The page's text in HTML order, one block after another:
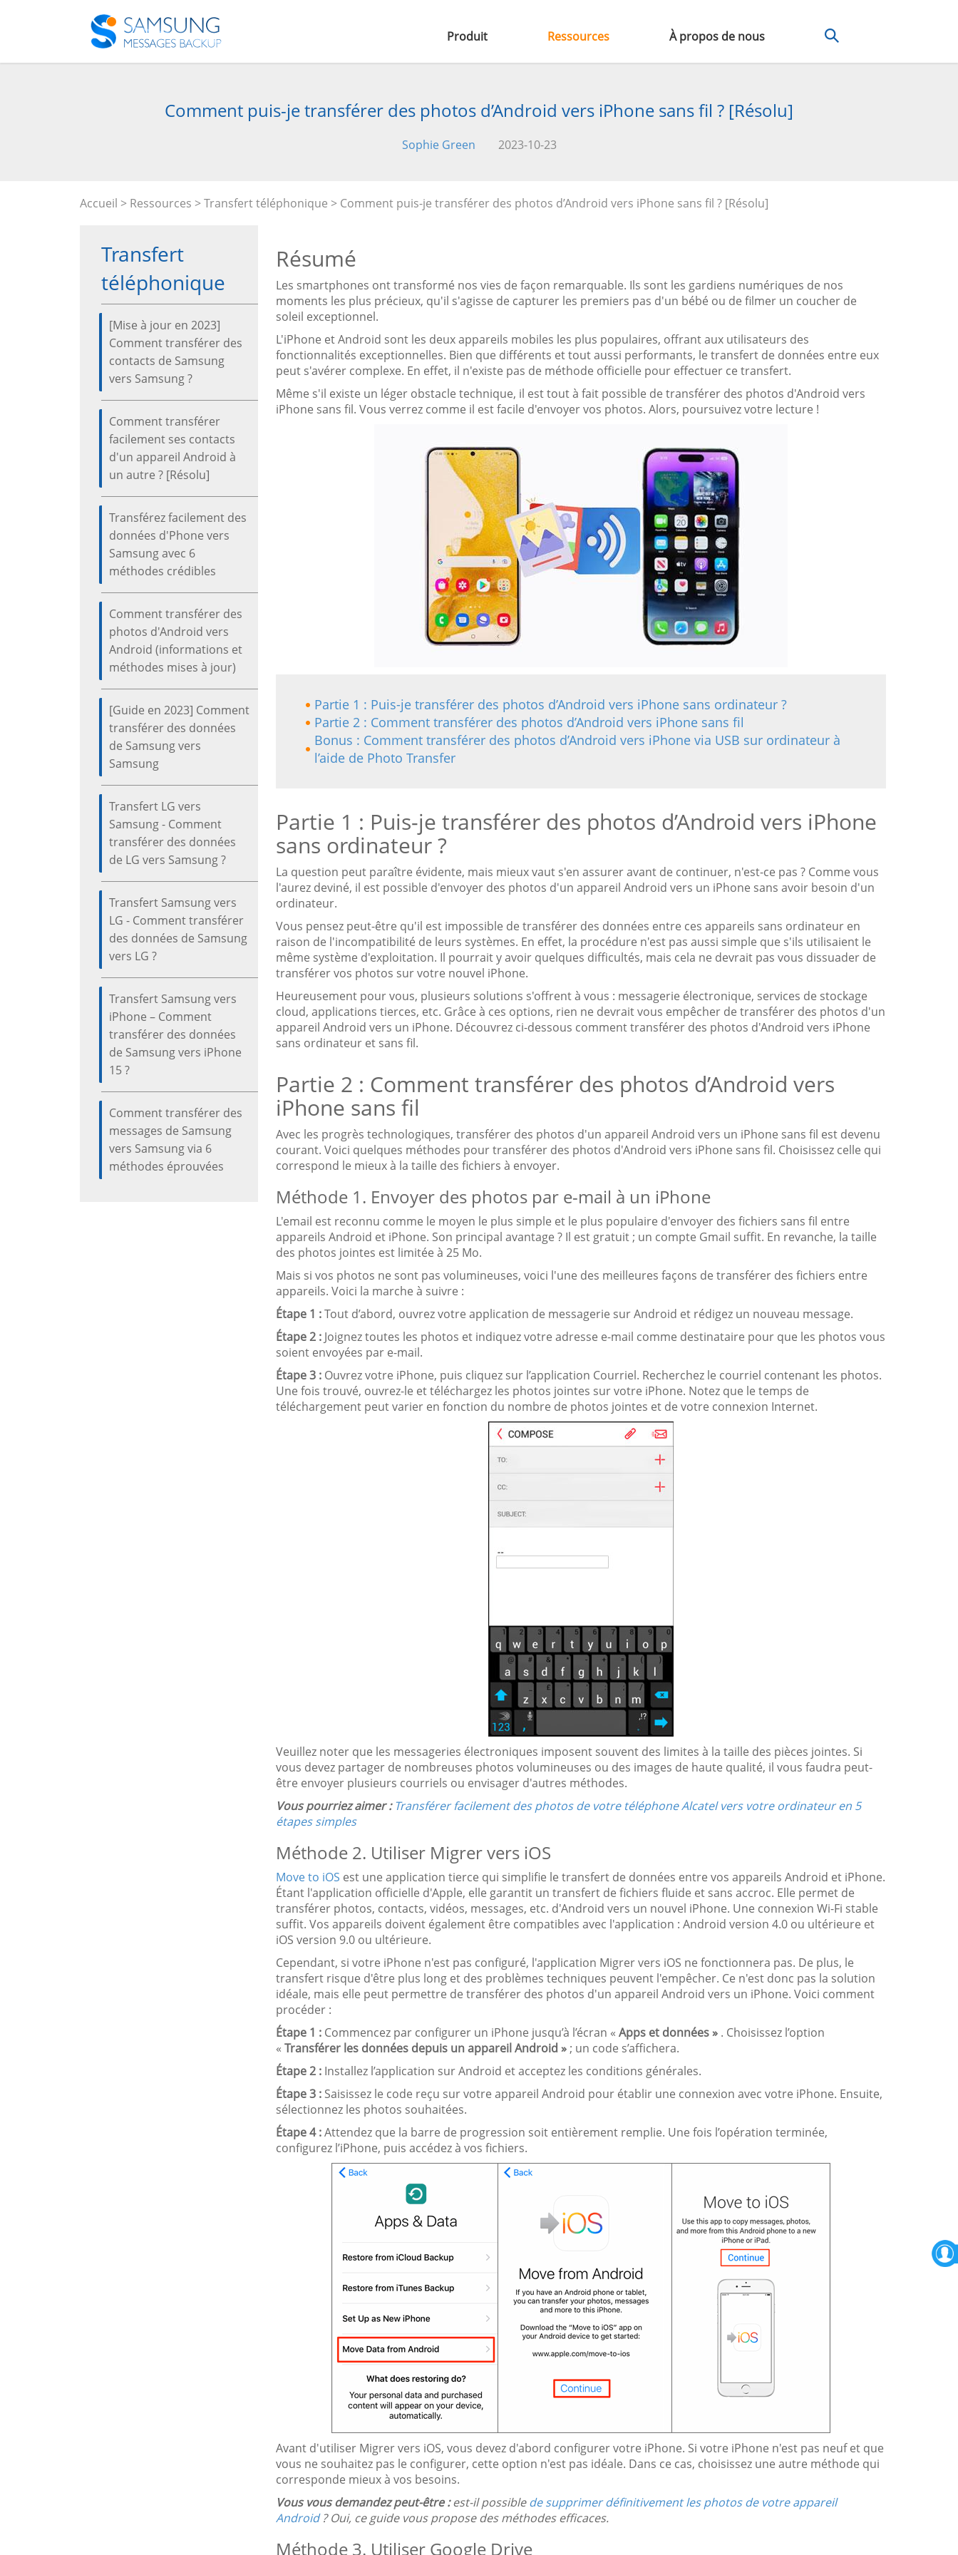
Produit Ressources À propos de nous
Comment puis-je transférer des photos d’Android vers iPhone sans fil ? [Résolu]
Sophie Green 2023-10-23
Accueil > Ressources >Transfert téléphonique > Comment puis-je transférer des photos d’Android vers iPhone sans fil ? [Résolu]
Transfert
téléphonique
[Mise à jour en 2023]
Comment transférer des
contacts de Samsung
vers Samsung ?
Comment transférer
facilement ses contacts
d'un appareil Android à
un autre ? [Résolu]
Transférez facilement des
données d'Phone vers
Samsung avec 6
méthodes crédibles
Comment transférer des
photos d'Android vers
Android (informations et
méthodes mises à jour)
[Guide en 2023] Comment
transférer des données
de Samsung vers
Samsung
Transfert LG vers
Samsung - Comment
transférer des données
de LG vers Samsung ?
Transfert Samsung vers
LG - Comment transférer
des données de Samsung
vers LG ?
Transfert Samsung vers
iPhone – Comment
transférer des données
de Samsung vers iPhone
15 ?
Comment transférer des
messages de Samsung
vers Samsung via 6
méthodes éprouvées
Résumé
Les smartphones ont transformé nos vies de façon remarquable. Ils sont les gardiens numériques de nos
moments les plus précieux, qu'il s'agisse de capturer les premiers pas d'un bébé ou de filmer un coucher de
soleil exceptionnel.
L'iPhone et Android sont les deux appareils mobiles les plus populaires, offrant aux utilisateurs des
fonctionnalités exceptionnelles. Bien que différents et tout aussi performants, le transfert de données entre eux
peut s'avérer complexe. En effet, il n'existe pas de méthode officielle pour effectuer ce transfert.
Même s'il existe un léger obstacle technique, il est tout à fait possible de transférer des photos d'Android vers
iPhone sans fil. Vous verrez comme il est facile d'envoyer vos photos. Alors, poursuivez votre lecture !
Partie 1 : Puis-je transférer des photos d’Android vers iPhone sans ordinateur ?
Partie 2 : Comment transférer des photos d’Android vers iPhone sans fil
Bonus : Comment transférer des photos d’Android vers iPhone via USB sur ordinateur à
l’aide de Photo Transfer
Partie 1 : Puis-je transférer des photos d’Android vers iPhone
sans ordinateur ?
La question peut paraître évidente, mais mieux vaut s'en assurer avant de continuer, n'est-ce pas ? Comme vous
l'aurez deviné, il est possible d'envoyer des photos d'un appareil Android vers un iPhone sans avoir besoin d'un
ordinateur.
Vous pensez peut-être qu'il est impossible de transférer des données entre ces appareils sans ordinateur en
raison de l'incompatibilité de leurs systèmes. En effet, la procédure n'est pas aussi simple que s'ils utilisaient le
même système d'exploitation. Il pourrait y avoir quelques difficultés, mais cela ne devrait pas vous dissuader de
transférer vos photos sur votre nouvel iPhone.
Heureusement pour vous, plusieurs solutions s'offrent à vous : messagerie électronique, services de stockage
cloud, applications tierces, etc. Grâce à ces options, rien ne devrait vous empêcher de transférer des photos d'un
appareil Android vers un iPhone. Découvrez ci-dessous comment transférer des photos d'Android vers iPhone
sans ordinateur et sans fil.
Partie 2 : Comment transférer des photos d’Android vers
iPhone sans fil
Avec les progrès technologiques, transférer des photos d'un appareil Android vers un iPhone sans fil est devenu
courant. Voici quelques méthodes pour transférer des photos d'Android vers iPhone sans fil. Choisissez celle qui
correspond le mieux à la taille des fichiers à envoyer.
Méthode 1. Envoyer des photos par e-mail à un iPhone
L'email est reconnu comme le moyen le plus simple et le plus populaire d'envoyer des fichiers sans fil entre
appareils Android et iPhone. Son principal avantage ? Il est gratuit ; un compte Gmail suffit. En revanche, la taille
des photos jointes est limitée à 25 Mo.
Mais si vos photos ne sont pas volumineuses, voici l'une des meilleures façons de transférer des fichiers entre
appareils. Voici la marche à suivre :
Étape 1 :Tout d’abord, ouvrez votre application de messagerie sur Android et rédigez un nouveau message.
Étape 2 : Joignez toutes les photos et indiquez votre adresse e-mail comme destinataire pour que les photos vous
soient envoyées par e-mail.
Étape 3 : Ouvrez votre iPhone, puis cliquez sur l’application Courriel. Recherchez le courriel contenant les photos.
Une fois trouvé, ouvrez-le et téléchargez les photos jointes sur votre iPhone. Notez que le temps de
téléchargement peut varier en fonction du nombre de photos jointes et de votre connexion Internet.
Veuillez noter que les messageries électroniques imposent souvent des limites à la taille des pièces jointes. Si
vous devez partager de nombreuses photos volumineuses ou des images de haute qualité, il vous faudra peut-
être envoyer plusieurs courriels ou envisager d'autres méthodes.
Vous pourriez aimer : Transférer facilement des photos de votre téléphone Alcatel vers votre ordinateur en 5
étapes simples
Méthode 2. Utiliser Migrer vers iOS
Move to iOS est une application tierce qui simplifie le transfert de données entre vos appareils Android et iPhone.
Étant l'application officielle d'Apple, elle garantit un transfert de fichiers fluide et sans accroc. Elle permet de
transférer photos, contacts, vidéos, messages, etc. d'Android vers un nouvel iPhone. Une connexion Wi-Fi stable
suffit. Vos appareils doivent également être compatibles avec l'application : Android version 4.0 ou ultérieure et
iOS version 9.0 ou ultérieure.
Cependant, si votre iPhone n'est pas configuré, l'application Migrer vers iOS ne fonctionnera pas. De plus, le
transfert risque d'être plus long et des problèmes techniques peuvent l'empêcher. Ce n'est donc pas la solution
idéale, mais elle peut permettre de transférer des photos d'un appareil Android vers un iPhone. Voici comment
procéder :
Étape 1 : Commencez par configurer un iPhone jusqu’à l’écran « Apps et données » . Choisissez l’option
« Transférer les données depuis un appareil Android » ; un code s’affichera.
Étape 2 : Installez l’application sur Android et acceptez les conditions générales.
Étape 3 : Saisissez le code reçu sur votre appareil Android pour établir une connexion avec votre iPhone. Ensuite,
sélectionnez les photos souhaitées.
Étape 4 :Attendez que la barre de progression soit entièrement remplie. Une fois l’opération terminée,
configurez l’iPhone, puis accédez à vos fichiers.
Avant d'utiliser Migrer vers iOS, vous devez d'abord configurer votre iPhone. Si votre iPhone n'est pas neuf et que
vous ne souhaitez pas le configurer, cette option n'est pas idéale. Dans ce cas, choisissez une autre méthode qui
corresponde mieux à vos besoins.
Vous vous demandez peut-être :est-il possiblede supprimer définitivement les photos de votre appareil
Android? Oui, ce guide vous propose des méthodes efficaces.
Méthode 3. Utiliser Google Drive